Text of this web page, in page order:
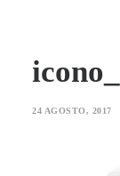
24 AGOSTO, 2017